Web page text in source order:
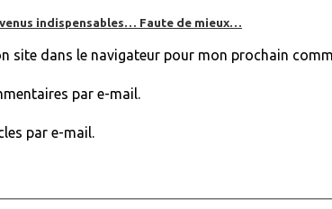
indispensables… Faute de mieux…
site dans le navigateur pour mon prochain
par e-mail.
par e-mail.